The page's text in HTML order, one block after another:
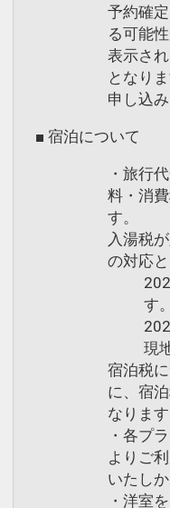
予約確
る可能
表示さ
となり
申し込み
■ 宿泊について
・旅行
料・消
す。
入湯税
の対応と
す。
現
宿泊税
に、宿
なります
・各プ
よりご
いたしか
・洋室